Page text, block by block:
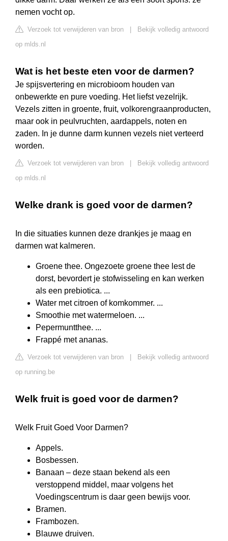
nemen vocht op.
Verzoek tot verwijderen van bron
Bekijk volledig antwoord
op mlds.nl
Wat is het beste eten voor de darmen?
Je spijsvertering en microbioom houden van
onbewerkte en pure voeding. Het liefst vezelrijk.
Vezels zitten in groente, fruit, volkorengraanproducten,
maar ook in peulvruchten, aardappels, noten en
zaden. In je dunne darm kunnen vezels niet verteerd
worden.
Verzoek tot verwijderen van bron
Bekijk volledig antwoord
op mlds.nl
Welke drank is goed voor de darmen?
In die situaties kunnen deze drankjes je maag en
darmen wat kalmeren.
Groene thee. Ongezoete groene thee lest de
dorst, bevordert je stofwisseling en kan werken
als een prebiotica. ...
Water met citroen of komkommer. ...
Smoothie met watermeloen. ...
Pepermuntthee. ...
Frappé met ananas.
Verzoek tot verwijderen van bron
Bekijk volledig antwoord
op running.be
Welk fruit is goed voor de darmen?
Welk Fruit Goed Voor Darmen?
Appels.
Bosbessen.
Banaan – deze staan bekend als een
verstoppend middel, maar volgens het
Voedingscentrum is daar geen bewijs voor.
Bramen.
Frambozen.
Blauwe druiven.